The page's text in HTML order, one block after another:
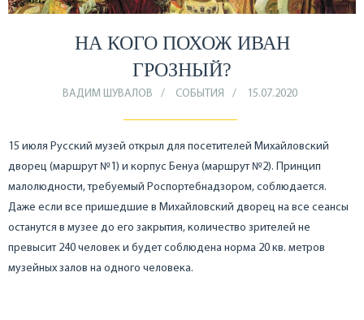
НА КОГО ПОХОЖ ИВАН
ГРОЗНЫЙ?
ВАДИМ ШУВАЛОВ СОБЫТИЯ 15.07.2020
15 июля Русский музей открыл для посетителей Михайловский
дворец (маршрут №1) и корпус Бенуа (маршрут №2). Принцип
малолюдности, требуемый Роспортебнадзором, соблюдается.
Даже если все пришедшие в Михайловский дворец на все сеансы
останутся в музее до его закрытия, количество зрителей не
превысит 240 человек и будет соблюдена норма 20 кв. метров
музейных залов на одного человека.